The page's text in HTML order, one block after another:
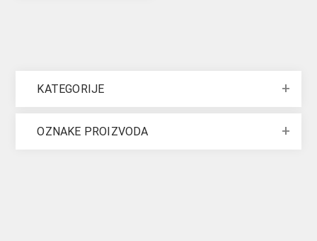
KATEGORIJE
OZNAKE PROIZVODA